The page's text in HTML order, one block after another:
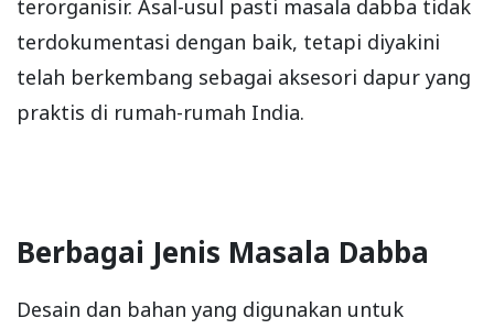
terorganisir. Asal-usul pasti masala dabba tidak
terdokumentasi dengan baik, tetapi diyakini
telah berkembang sebagai aksesori dapur yang
praktis di rumah-rumah India.
Berbagai Jenis Masala Dabba
Desain dan bahan yang digunakan untuk